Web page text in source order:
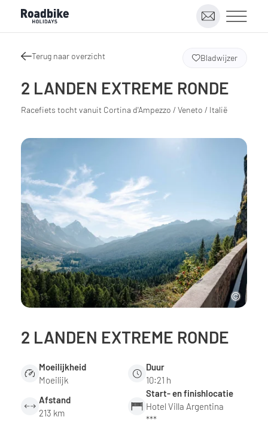
Terug naar overzicht
2 LANDEN EXTREME RONDE
Racefiets tocht vanuit Cortina d'Ampezzo / Veneto / Italië
Bladwijzer
2 LANDEN EXTREME RONDE
Moeilijkheid
Moeilijk
Duur
10:21 h
Afstand
213 km
Start- en finishlocatie
Hotel Villa Argentina
***